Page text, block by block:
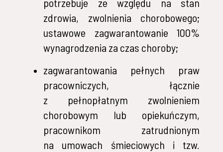
zdrowia, zwolnienia chorobowego;
ustawowe zagwarantowanie 100%
wynagrodzenia za czas choroby;
zagwarantowania pełnych praw
pracowniczych, łącznie
z pełnopłatnym zwolnieniem
chorobowym lub opiekuńczym,
pracownikom zatrudnionym
na umowach śmieciowych i tzw.